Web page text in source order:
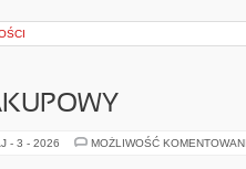
- 3 - 2026 MOŻLIWOŚĆ